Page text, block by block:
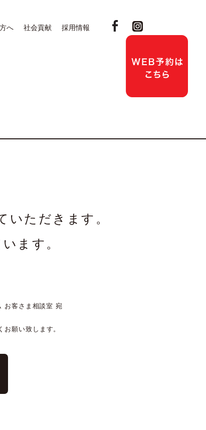
へ 社会貢献 採用情報
いただきます。
ます。
お客さま相談室 宛
願い致します。